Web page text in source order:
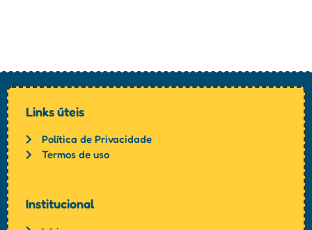
Links úteis
Política de Privacidade
Termos de uso
Institucional